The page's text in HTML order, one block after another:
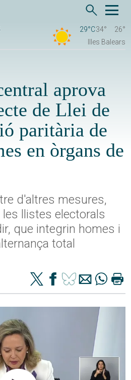
29°C34°
26°
Illes Balears
aprova
de Llei de
paritària de
en òrgans de
d'altres mesures,
llistes electorals
que integrin homes i
total